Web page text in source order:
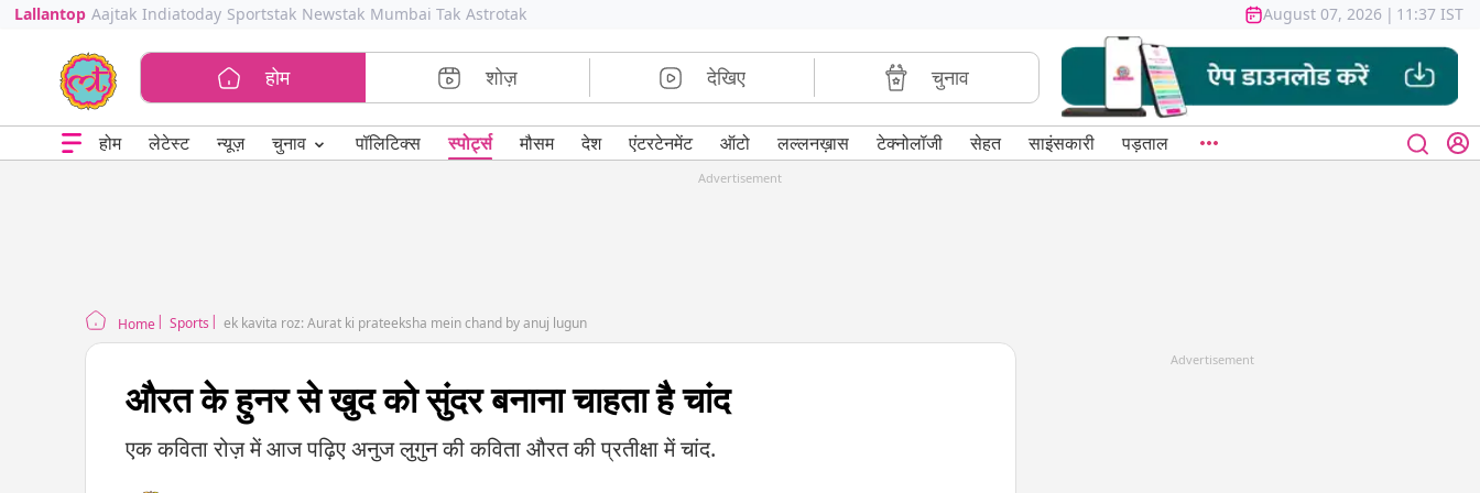
Lallantop Aajtak Indiatoday Sportstak Newstak Mumbai Tak Astrotak August 07, 2026 | 11:37 IST
होम शोज़ देखिए चुनाव
होम लेटेस्ट न्यूज़ चुनाव ⌄ पॉलिटिक्स स्पोर्ट्स मौसम देश एंटरटेनमेंट ऑटो लल्लनख़ास टेक्नोलॉजी सेहत साइंसकारी पड़ताल
Advertisement
Home Sports ek kavita roz: Aurat ki prateeksha mein chand by anuj lugun
औरत के हुनर से खुद को सुंदर बनाना चाहता है चांद
एक कविता रोज़ में आज पढ़िए अनुज लुगुन की कविता औरत की प्रतीक्षा में चांद.
Advertisement